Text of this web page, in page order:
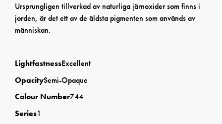
Ursprungligen tillverkad av naturliga järnoxider som finns i
jorden, är det ett av de äldsta pigmenten som används av
människan.
LightfastnessExcellent
OpacitySemi-Opaque
Colour Number744
Series1